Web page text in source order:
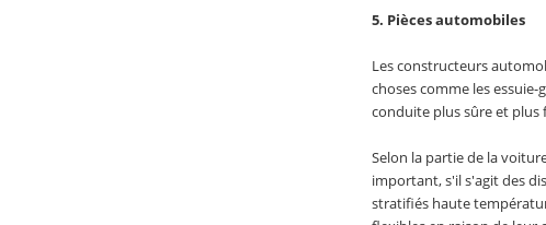
5. Pièces automobiles
Les constructeurs
choses comme les
conduite plus sûre et plus
Selon la partie de la
important, s'il s'agit des
stratifiés haute